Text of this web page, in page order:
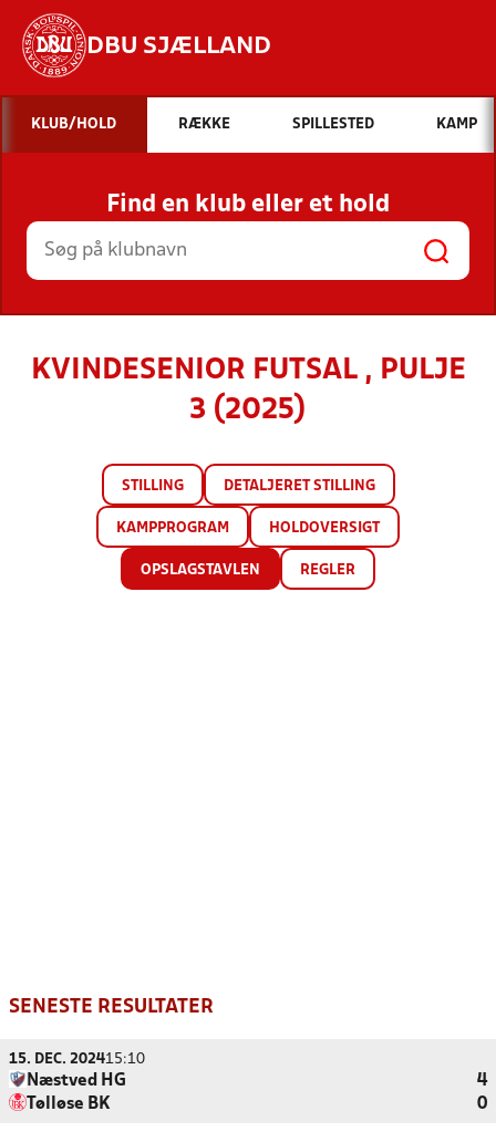
DBU SJÆLLAND
Hvad vil du søge efter?
INDHOLD OG NYHEDER
STILLINGER, RESULTATER, KLUBBER OG
HOLD
KLUB/HOLD RÆKKE SPILLESTED KAMP
Find en klub eller et hold
KVINDESENIOR FUTSAL , PULJE
3 (2025)
STILLING DETALJERET STILLING
KAMPPROGRAM HOLDOVERSIGT
OPSLAGSTAVLEN REGLER
SENESTE RESULTATER
15. DEC. 202415:10
Næstved HG
4
Tølløse BK
0